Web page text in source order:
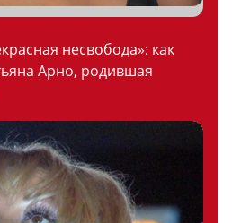
несвобода»: как
Арно, родившая